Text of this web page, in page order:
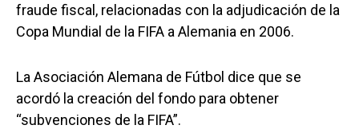
fraude fiscal, relacionadas con la adjudicación de la
Copa Mundial de la FIFA a Alemania en 2006.
La Asociación Alemana de Fútbol dice que se
acordó la creación del fondo para obtener
“subvenciones de la FIFA”.